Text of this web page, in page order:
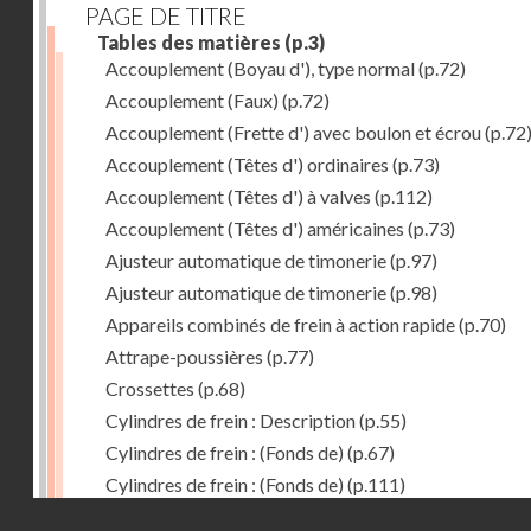
PAGE DE TITRE
Tables des matières (p.3)
Accouplement (Boyau d'), type normal(p.72)
Accouplement (Faux) (p.72)
Accouplement (Frette d') avec boulon et écrou(p.72)
Accouplement (Têtes d') ordinaires (p.73)
Accouplement (Têtes d') à valves (p.112)
Accouplement (Têtes d') américaines (p.73)
Ajusteur automatique de timonerie(p.97)
Ajusteur automatique de timonerie(p.98)
Appareils combinés de frein à action rapide(p.70)
Attrape-poussières (p.77)
Crossettes (p.68)
Cylindres de frein : Description(p.55)
Cylindres de frein : (Fonds de) (p.67)
Cylindres de frein : (Fonds de) (p.111)